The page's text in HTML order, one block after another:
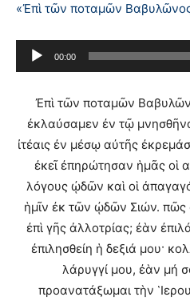
«Ἐπὶ τῶν ποταμῶν
Πρόγραμμα
Αναπαραγωγής
00:00
Ἐπὶ τῶν ποταμῶν
ἐκλαύσαμεν ἐν τῷ
ἰτέαις ἐν μέσῳ αὐτῆς
ἐκεῖ ἐπηρώτησαν ἡμᾶς οἱ
λόγους ᾠδῶν καὶ οἱ
ἡμῖν ἐκ τῶν ᾠδῶν Σιών.
ἐπὶ γῆς ἀλλοτρίας; ἐὰν
ἐπιλησθείη ἡ δεξιά μου·
λάρυγγί μου, ἐὰν μή
προανατάξωμαι τὴν